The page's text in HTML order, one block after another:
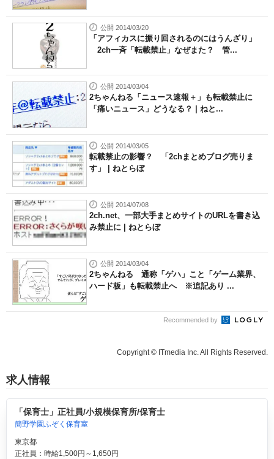
公開 2014/03/20
「アフィカスに振り回されるのにはうんざり」
2ch一斉「転載禁止」なぜまた？ 管...
公開 2014/03/04
2ちゃんねる「ニュース速報＋」も転載禁止に
「痛いニュース」どうなる？ | ねと...
公開 2014/03/05
転載禁止の影響？ 「2chまとめブログ売りま
す」 | ねとらぼ
公開 2014/07/08
2ch.net、一部大手まとめサイトのURLを書き込
み禁止に | ねとらぼ
公開 2014/03/04
2ちゃんねる 通称「ゲハ」こと「ゲーム業界、
ハード板」も転載禁止へ ※追記あり ...
Recommended by
Copyright © ITmedia Inc. All Rights Reserved.
求人情報
「保育士」正社員/小規模保育所/保育士
簡野学園ふぞく保育室
東京都
正社員：時給1,500円～1,650円